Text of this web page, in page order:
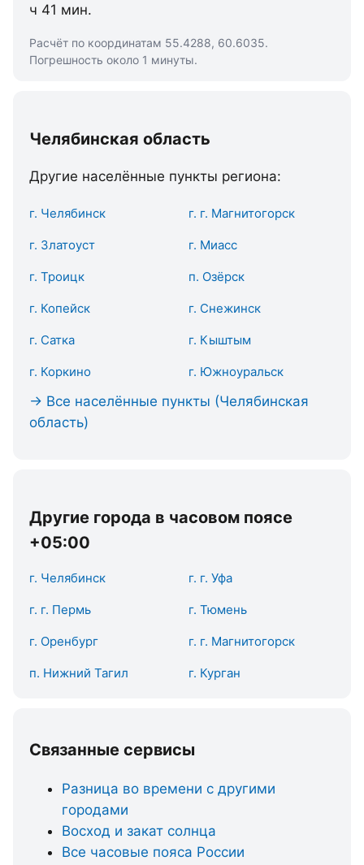
ч 41 мин.
Расчёт по координатам 55.4288, 60.6035.
Погрешность около 1 минуты.
Челябинская область
Другие населённые пункты региона:
г. Челябинск г. г. Магнитогорск
г. Златоуст г. Миасс
г. Троицк п. Озёрск
г. Копейск г. Снежинск
г. Сатка г. Кыштым
г. Коркино г. Южноуральск
→ Все населённые пункты (Челябинская
область)
Другие города в часовом поясе
+05:00
г. Челябинск г. г. Уфа
г. г. Пермь г. Тюмень
г. Оренбург г. г. Магнитогорск
п. Нижний Тагил г. Курган
Связанные сервисы
Разница во времени с другими
городами
Восход и закат солнца
Все часовые пояса России